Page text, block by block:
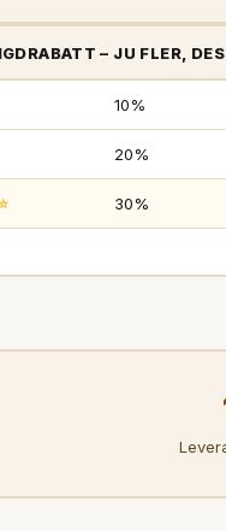
– JU FLER,
10%
20%
30%